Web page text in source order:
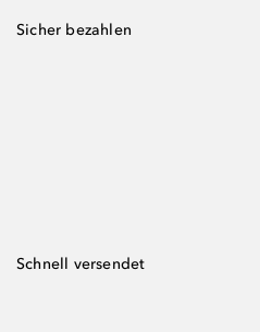
Sicher bezahlen
Schnell versendet